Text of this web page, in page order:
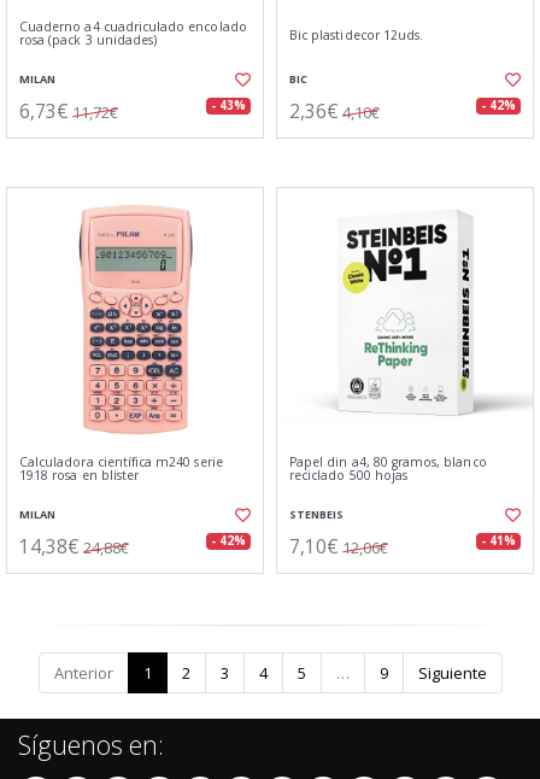
Cuaderno a4 cuadriculado encolado
rosa (pack 3 unidades)
MILAN
6,73€ 11,72€ - 43%
Bic plastidecor 12uds.
BIC
2,36€ 4,10€ - 42%
Calculadora científica m240 serie
1918 rosa en blister
MILAN
14,38€ 24,88€ - 42%
Papel din a4, 80 gramos, blanco
reciclado 500 hojas
STENBEIS
7,10€ 12,06€ - 41%
Anterior 1 2 3 4 5 … 9 Siguiente
Síguenos en: